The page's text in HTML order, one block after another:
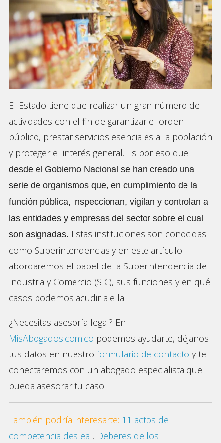
El Estado tiene que realizar un gran número de
actividades con el fin de garantizar el orden
público, prestar servicios esenciales a la población
y proteger el interés general. Es por eso que
desde el Gobierno Nacional se han creado una
serie de organismos que, en cumplimiento de la
función pública, inspeccionan, vigilan y controlan a
las entidades y empresas del sector sobre el cual
son asignadas. Estas instituciones son conocidas
como Superintendencias y en este artículo
abordaremos el papel de la Superintendencia de
Industria y Comercio (SIC), sus funciones y en qué
casos podemos acudir a ella.
¿Necesitas asesoría legal? En
MisAbogados.com.co podemos ayudarte, déjanos
tus datos en nuestro formulario de contacto y te
conectaremos con un abogado especialista que
pueda asesorar tu caso.
También podría interesarte: 11 actos de
competencia desleal, Deberes de los